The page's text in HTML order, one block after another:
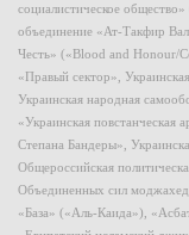
социалистическое
объединение «Ат-Такфир
Честь» («Blood and Honour/
«Правый сектор»,
Украинская народная
«Украинская
Степана Бандеры»,
Общероссийская
Объединенных сил
«База» («Аль-Каида»),